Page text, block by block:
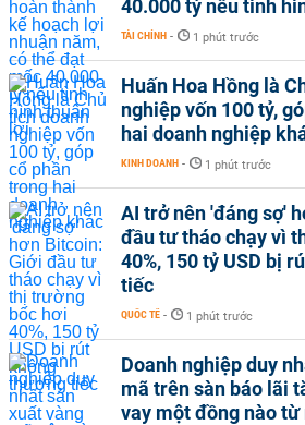
40.000 tỷ nếu tình
TÀI CHÍNH - 1 phút trước
Huấn Hoa Hồng là
nghiệp vốn 100 tỷ,
hai doanh nghiệp
KINH DOANH - 1 phút trước
AI trở nên 'đáng sợ'
đầu tư tháo chạy vì
40%, 150 tỷ USD bị
tiếc
QUỐC TẾ - 1 phút trước
Doanh nghiệp duy
mã trên sàn báo lãi
vay một đồng nào từ